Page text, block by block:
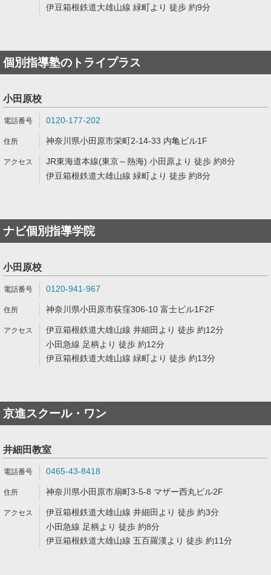
伊豆箱根鉄道大雄山線 緑町より 徒歩 約9分
個別指導塾のトライプラス
小田原校
0120-177-202
神奈川県小田原市栄町2-14-33 内亀ビル1F
JR東海道本線(東京～熱海) 小田原より 徒歩 約8分
伊豆箱根鉄道大雄山線 緑町より 徒歩 約8分
ナビ個別指導学院
小田原校
0120-941-967
神奈川県小田原市荻窪306-10 富士ビル1F2F
伊豆箱根鉄道大雄山線 井細田より 徒歩 約12分
小田急線 足柄より 徒歩 約12分
伊豆箱根鉄道大雄山線 緑町より 徒歩 約13分
京進スクール・ワン
井細田教室
0465-43-8418
神奈川県小田原市扇町3-5-8 マザー西丸ビル2F
伊豆箱根鉄道大雄山線 井細田より 徒歩 約3分
小田急線 足柄より 徒歩 約8分
伊豆箱根鉄道大雄山線 五百羅漢より 徒歩 約11分